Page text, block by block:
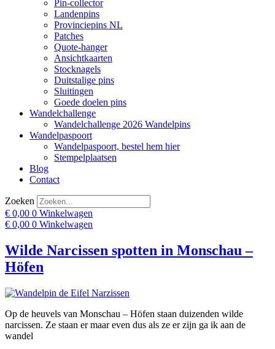
Pin-collector
Landenpins
Provinciepins NL
Patches
Quote-hanger
Ansichtkaarten
Stocknagels
Duitstalige pins
Sluitingen
Goede doelen pins
Wandelchallenge
Wandelchallenge 2026 Wandelpins
Wandelpaspoort
Wandelpaspoort, bestel hem hier
Stempelplaatsen
Blog
Contact
Zoeken
€ 0,00 0 Winkelwagen
€ 0,00 0 Winkelwagen
Wilde Narcissen spotten in Monschau –
Höfen
Op de heuvels van Monschau – Höfen staan duizenden wilde
narcissen. Ze staan er maar even dus als ze er zijn ga ik aan de
wandel